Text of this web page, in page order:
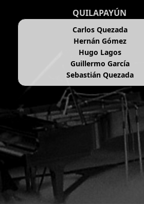
QUILAPAYÚN
Carlos Quezada
Hernán Gómez
Hugo Lagos
Guillermo García
Sebastián Quezada